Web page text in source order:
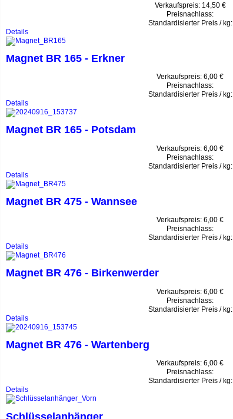
Verkaufspreis: 14,50 €
Preisnachlass:
Standardisierter Preis / kg:
Details
Magnet BR 165 - Erkner
Verkaufspreis: 6,00 €
Preisnachlass:
Standardisierter Preis / kg:
Details
Magnet BR 165 - Potsdam
Verkaufspreis: 6,00 €
Preisnachlass:
Standardisierter Preis / kg:
Details
Magnet BR 475 - Wannsee
Verkaufspreis: 6,00 €
Preisnachlass:
Standardisierter Preis / kg:
Details
Magnet BR 476 - Birkenwerder
Verkaufspreis: 6,00 €
Preisnachlass:
Standardisierter Preis / kg:
Details
Magnet BR 476 - Wartenberg
Verkaufspreis: 6,00 €
Preisnachlass:
Standardisierter Preis / kg:
Details
Schlüsselanhänger